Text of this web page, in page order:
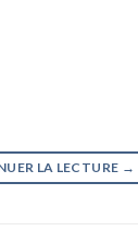
LA LECTURE →